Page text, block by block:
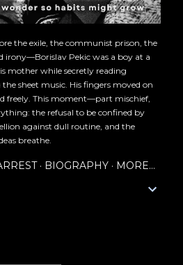
the exile, the communist prison, the
irony—Borislav Pekic was a boy at a
mother while secretly reading
sheet music. His fingers moved on
freely. This moment—part mischief,
the refusal to be confined by
against dull routine, and the
breathe.
BIOGRAPHY MORE…